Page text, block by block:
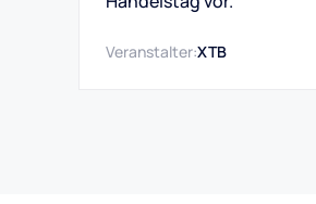
Veranstalter:XTB